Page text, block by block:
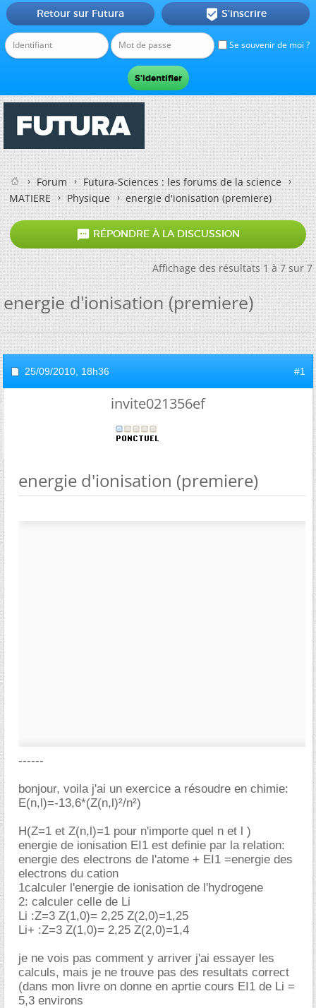
Se souvenir de moi ?
Retour sur Futura  S'inscrire
Forum
Futura-Sciences : les forums de la science
MATIERE
Physique energie d'ionisation (premiere)
 RÉPONDRE À LA DISCUSSION
Affichage des résultats 1 à 7 sur 7
energie d'ionisation (premiere)
25/09/2010, 18h36 #1
invite021356ef
energie d'ionisation (premiere)
------
bonjour, voila j'ai un exercice a résoudre en chimie:
E(n,l)=-13,6*(Z(n,l)²/n²)
H(Z=1 et Z(n,l)=1 pour n'importe quel n et l )
energie de ionisation EI1 est definie par la relation:
energie des electrons de l'atome + EI1 =energie des
electrons du cation
1calculer l'energie de ionisation de l'hydrogene
2: calculer celle de Li
Li :Z=3 Z(1,0)= 2,25 Z(2,0)=1,25
Li+ :Z=3 Z(1,0)= 2,25 Z(2,0)=1,4
je ne vois pas comment y arriver j'ai essayer les
calculs, mais je ne trouve pas des resultats correct
(dans mon livre on donne en aprtie cours EI1 de Li =
5,3 environs